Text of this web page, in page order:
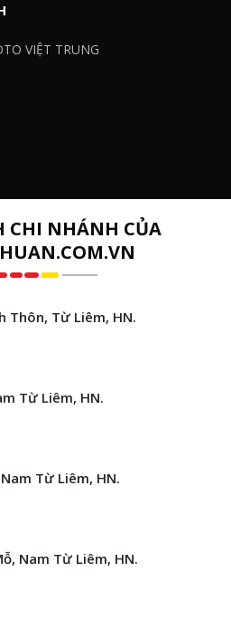
VIỆT TRUNG
CHI NHÁNH CỦA
Thôn, Từ Liêm, HN.
Từ Liêm, HN.
Từ Liêm, HN.
Nam Từ Liêm, HN.